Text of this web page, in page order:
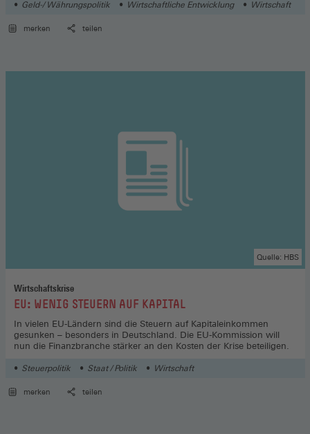
Geld-/ Währungspolitik Wirtschaftliche Entwicklung Wirtschaft
merken teilen
Wirtschaftskrise
:EU: WENIG STEUERN AUF KAPITAL
Quelle: HBS
In vielen EU-Ländern sind die Steuern auf Kapitaleinkommen
gesunken – besonders in Deutschland. Die EU-Kommission will
nun die Finanzbranche stärker an den Kosten der Krise beteiligen.
Steuerpolitik Staat / Politik Wirtschaft
merken teilen